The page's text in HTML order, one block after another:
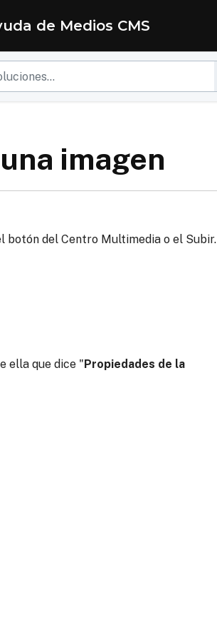
de Medios CMS
imagen
botón del Centro Multimedia o el Subir.
ella que dice "Propiedades de la